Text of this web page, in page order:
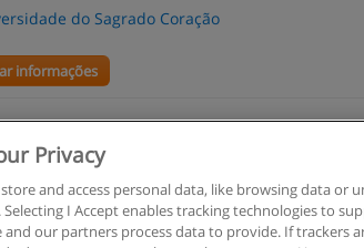
do Sagrado Coração
informações
Copyright ©
Privacy
and access personal data, like browsing data or
I Accept enables tracking technologies to
our partners process data to provide. If trackers